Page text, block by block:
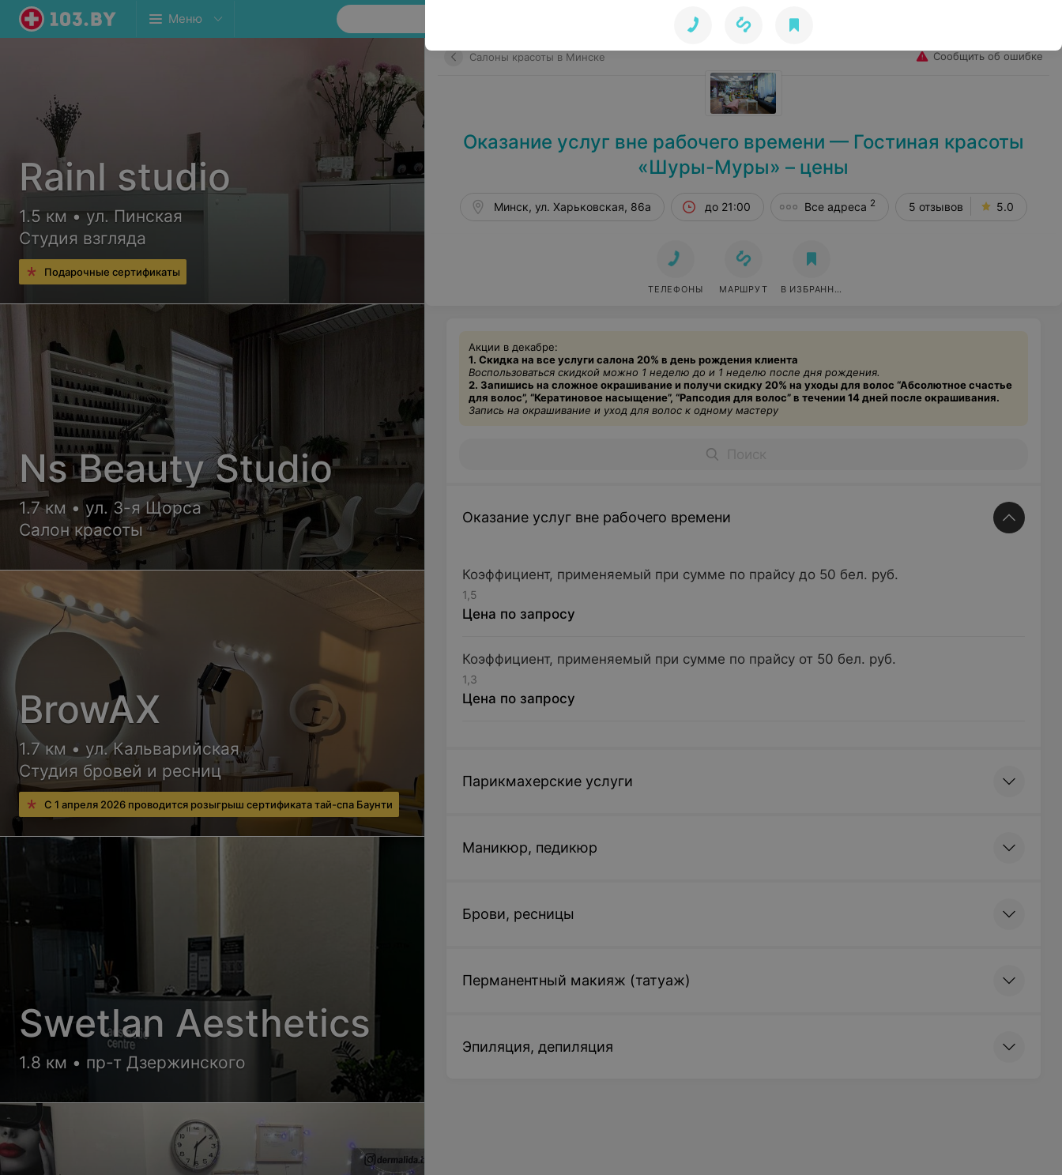
Меню
Салоны красоты в Минске Сообщить об ошибке
Оказание услуг вне рабочего времени — Гостиная красоты
«Шуры-Муры» – цены
Минск, ул. Харьковская, 86a до 21:00 Все адреса 2 5 отзывов 5.0
ТЕЛЕФОНЫ МАРШРУТ В ИЗБРАННОЕ
Акции в декабре:
1. Скидка на все услуги салона 20% в день рождения клиента
Воспользоваться скидкой можно 1 неделю до и 1 неделю после дня рождения.
2. Запишись на сложное окрашивание и получи скидку 20% на уходы для волос “Абсолютное счастье
для волос”, “Кератиновоенасыщение”, “Рапсодия для волос” в течении 14 дней после окрашивания.
Запись на окрашивание и уход для волос к одному мастеру
Оказание услуг вне рабочего времени
Коэффициент, применяемый при сумме по прайсу до 50 бел. руб.
1,5
Цена по запросу
Коэффициент, применяемый при сумме по прайсу от 50 бел. руб.
1,3
Цена по запросу
Парикмахерские услуги
Маникюр, педикюр
Брови, ресницы
Перманентный макияж (татуаж)
Эпиляция, депиляция
Rainl studio
1.5 км • ул. Пинская
Студия взгляда
Подарочные сертификаты
Ns Beauty Studio
1.7 км • ул. 3-я Щорса
Салон красоты
BrowAX
1.7 км • ул. Кальварийская
Студия бровей и ресниц
С 1 апреля 2026 проводится розыгрыш сертификата тай-спа Баунти
Swetlan Aesthetics
1.8 км • пр-т Дзержинского